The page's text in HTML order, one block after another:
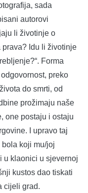
sada
autorovi
li životinje o
Idu li životinje
Forma
preko
do smrti, od
prožimaju naše
one postaju i ostaju
I upravo taj
koji mu/joj
u klaonici u sjevernoj
kustos dao tiskati
cijeli grad.